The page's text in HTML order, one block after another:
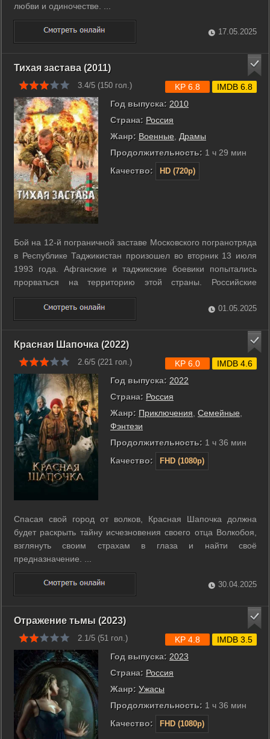
любви и одиночестве. ...
17.05.2025
Тихая застава (2011)
3.4/5 (150 гол.)
Год выпуска: 2010
Страна: Россия
Жанр: Военные
Драмы
Продолжительность: 1 ч 29 мин
Качество:
HD (720p)
KP 6.8 IMDB 6.8
Бой на 12-й пограничной заставе Московского погранотряда
в Республике Таджикистан произошел во вторник 13 июля
1993 года. Афганские и таджикские боевики попытались
прорваться на территорию этой страны. Российские
военные 11 часов отражали атаки противника, 25 человек
погибло. После этого наши отступили. Позднее в тот же день
застава была отбита. ...
01.05.2025
Красная Шапочка (2022)
2.6/5 (221 гол.)
Год выпуска: 2022
Страна: Россия
Жанр: Приключения Семейные
Фэнтези
Продолжительность: 1 ч 36 мин
Качество:
FHD (1080p)
KP 6.0 IMDB 4.6
Спасая свой город от волков, Красная Шапочка должна
будет раскрыть тайну исчезновения своего отца Волкобоя,
взглянуть своим страхам в глаза и найти своё
предназначение. ...
30.04.2025
Отражение тьмы (2023)
2.1/5 (51 гол.)
Год выпуска: 2023
Страна: Россия
Жанр: Ужасы
Продолжительность: 1 ч 36 мин
Качество:
FHD (1080p)
KP 4.8 IMDB 3.5